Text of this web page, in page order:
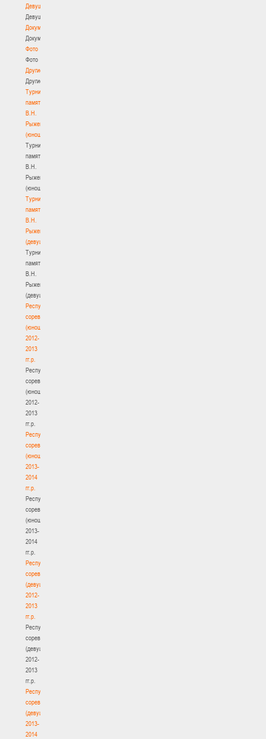
Девушки
Девушки
Документы
Документы
Фото
Фото
Другие
Другие
Турнир
памяти
В.Н.
Рыженкова
(юноши)
Турнир
памяти
В.Н.
Рыженкова
(юноши)
Турнир
памяти
В.Н.
Рыженкова
(девушки)
Турнир
памяти
В.Н.
Рыженкова
(девушки)
Республиканские
соревнования
(юноши)
2012-
2013
гг.р.
Республиканские
соревнования
(юноши)
2012-
2013
гг.р.
Республиканские
соревнования
(юноши)
2013-
2014
гг.р.
Республиканские
соревнования
(юноши)
2013-
2014
гг.р.
Республиканские
соревнования
(девушки)
2012-
2013
гг.р.
Республиканские
соревнования
(девушки)
2012-
2013
гг.р.
Республиканские
соревнования
(девушки)
2013-
2014